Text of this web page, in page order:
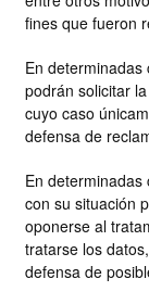
fines que fueron
En
podrán solicitar
cuyo caso
defensa de
En
con su situación
oponerse al
tratarse los
defensa de